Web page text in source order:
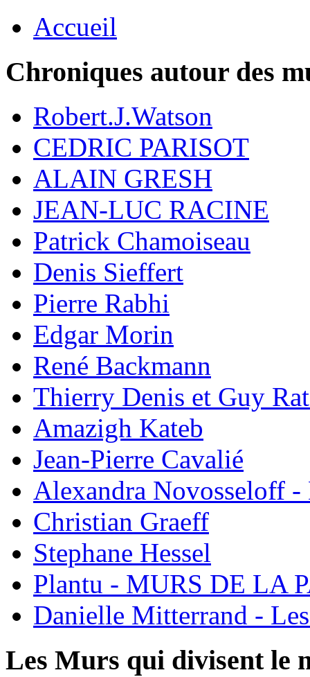
Accueil
Chroniques autour des
Robert.J.Watson
CEDRIC PARISOT
ALAIN GRESH
JEAN-LUC RACINE
Patrick Chamoiseau
Denis Sieffert
Pierre Rabhi
Edgar Morin
René Backmann
Thierry Denis et Guy
Amazigh Kateb
Jean-Pierre Cavalié
Alexandra Novosseloff -
Christian Graeff
Stephane Hessel
Plantu - MURS DE LA
Danielle Mitterrand -
Les Murs qui divisent le